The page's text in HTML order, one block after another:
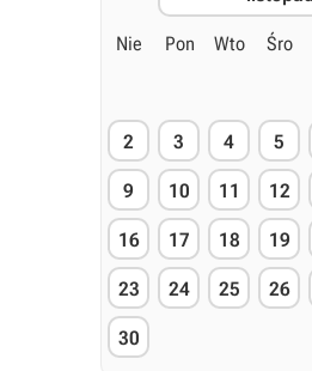
Nie Pon Wto Śro
2 3 4 5
9 10 11 12
16 17 18 19
23 24 25 26
30